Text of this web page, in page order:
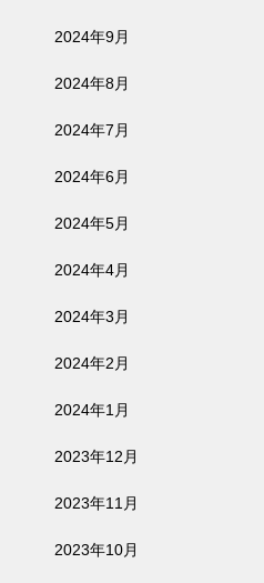
2024年9月
2024年8月
2024年7月
2024年6月
2024年5月
2024年4月
2024年3月
2024年2月
2024年1月
2023年12月
2023年11月
2023年10月